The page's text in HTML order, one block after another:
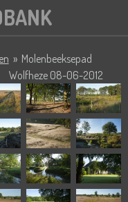
» Molenbeeksepad
Wolfheze 08-06-2012